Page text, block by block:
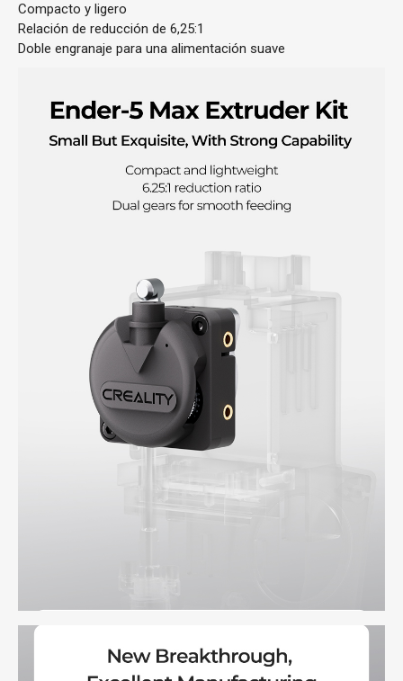
Compacto y ligero
Relación de reducción de 6,25:1
Doble engranaje para una alimentación suave